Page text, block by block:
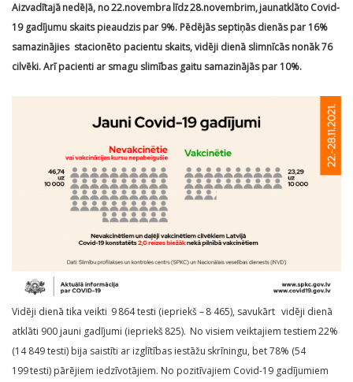
Aizvadītajā nedēļā, no 22.novembra līdz 28.novembrim, jaunatklāto Covid-
19 gadījumu skaits pieaudzis par 9%. Pēdējās septiņās dienās par 16%
samazinājies stacionēto pacientu skaits, vidēji dienā slimnīcās nonāk 76
cilvēki. Arī pacienti ar smagu slimības gaitu samazinājās par 10%.
Vidēji dienā tika veikti 9 864 testi (iepriekš – 8 465), savukārt vidēji dienā
atklāti 900 jauni gadījumi (iepriekš 825). No visiem veiktajiem testiem 22%
(14 849 testi) bija saistīti ar izglītības iestāžu skrīningu, bet 78% (54
199 testi) pārējiem iedzīvotājiem. No pozitīvajiem Covid-19 gadījumiem